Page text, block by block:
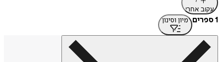
עקוב אחרי
1 ספרים מיון וסינון